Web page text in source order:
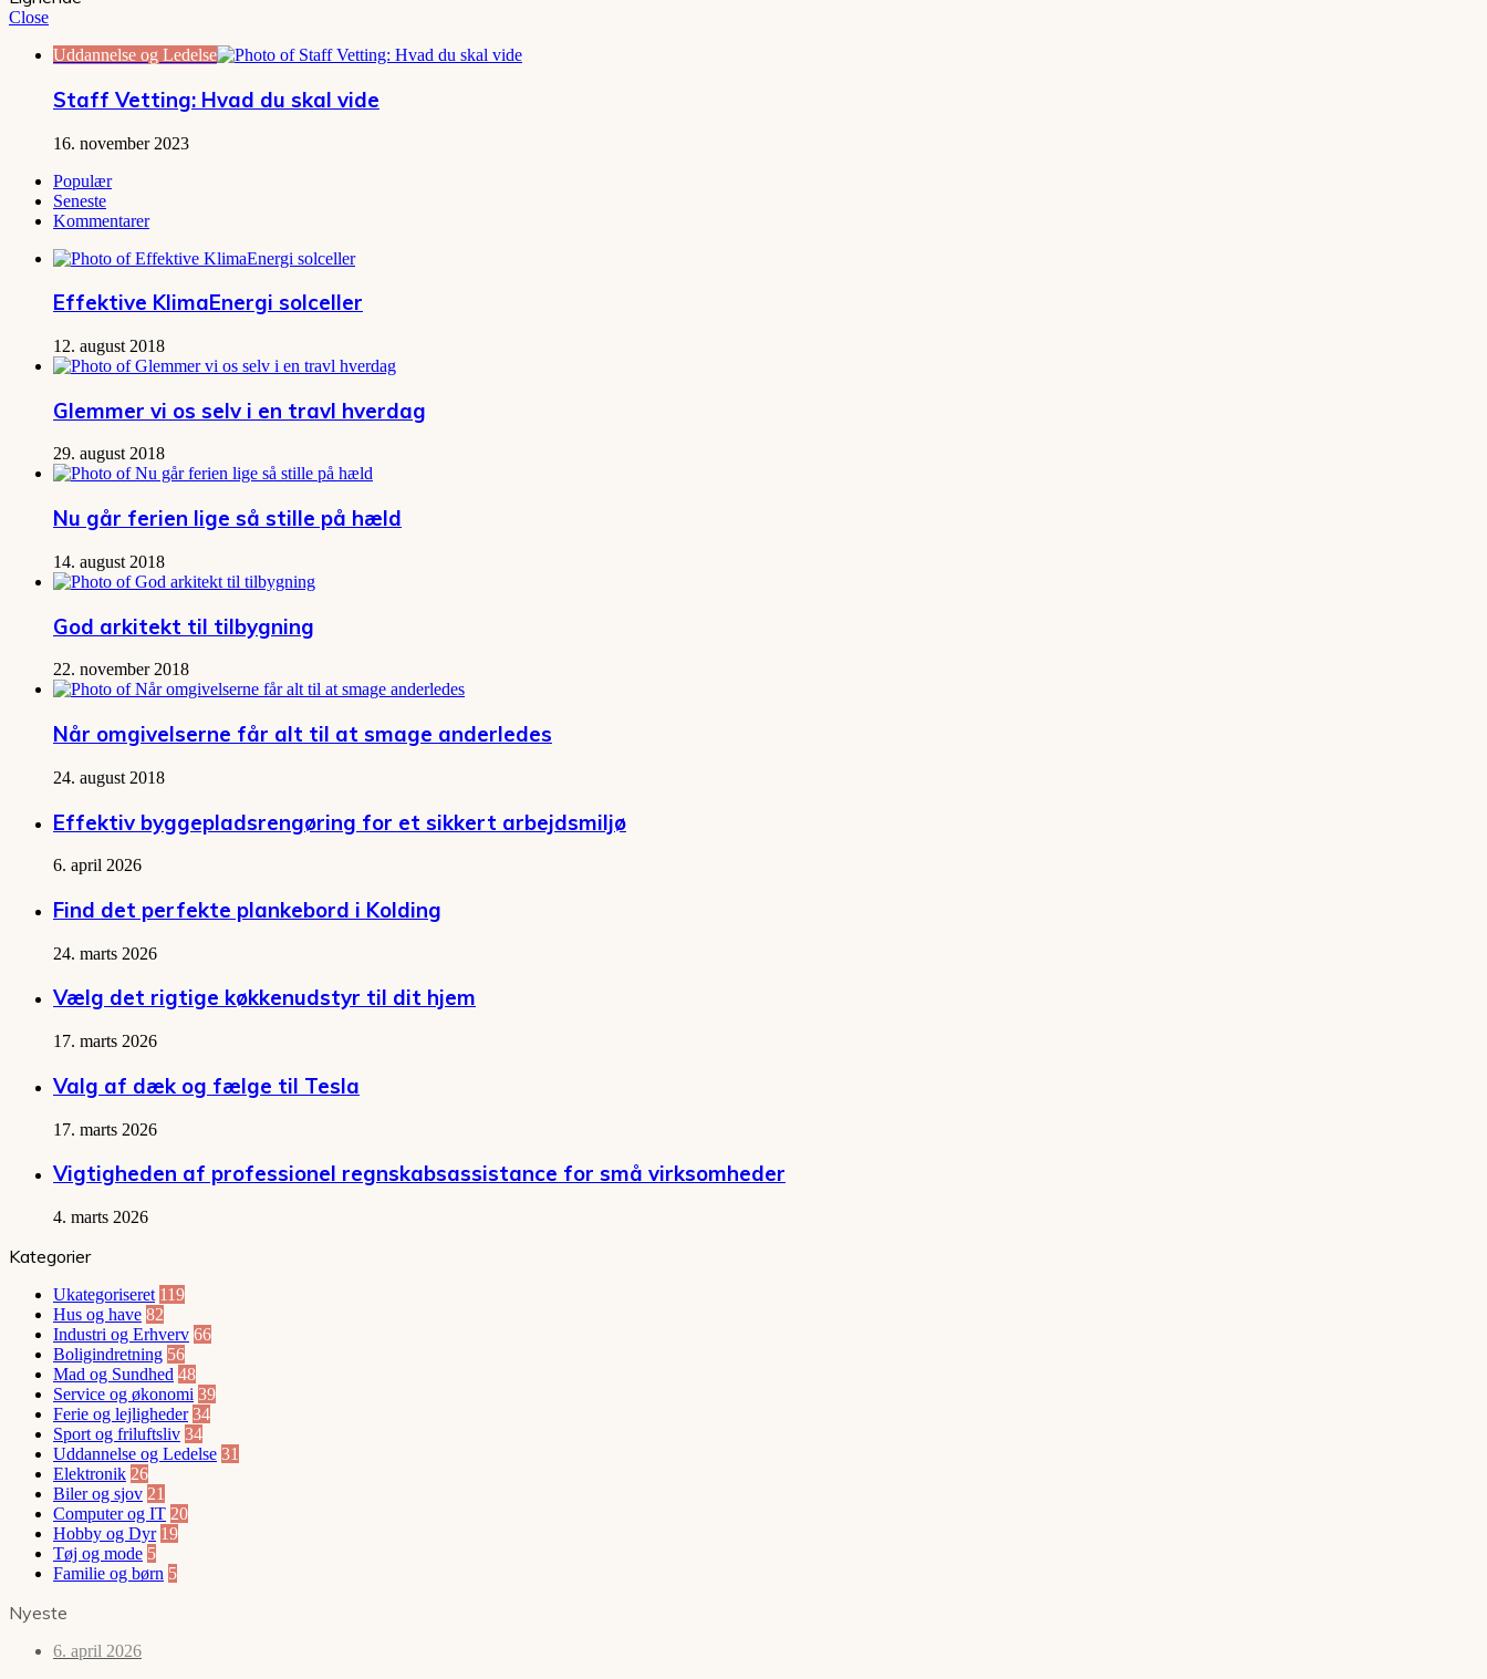
Close
Uddannelse og Ledelse
Staff Vetting: Hvad du skal vide
16. november 2023
Populær
Seneste
Kommentarer
Effektive KlimaEnergi solceller
12. august 2018
Glemmer vi os selv i en travl hverdag
29. august 2018
Nu går ferien lige så stille på hæld
14. august 2018
God arkitekt til tilbygning
22. november 2018
Når omgivelserne får alt til at smage anderledes
24. august 2018
Effektiv byggepladsrengøring for et sikkert arbejdsmiljø
6. april 2026
Find det perfekte plankebord i Kolding
24. marts 2026
Vælg det rigtige køkkenudstyr til dit hjem
17. marts 2026
Valg af dæk og fælge til Tesla
17. marts 2026
Vigtigheden af professionel regnskabsassistance for små virksomheder
4. marts 2026
Kategorier
Ukategoriseret 119
Hus og have 82
Industri og Erhverv 66
Boligindretning 56
Mad og Sundhed 48
Service og økonomi 39
Ferie og lejligheder 34
Sport og friluftsliv 34
Uddannelse og Ledelse 31
Elektronik 26
Biler og sjov 21
Computer og IT 20
Hobby og Dyr 19
Tøj og mode 5
Familie og børn 5
Nyeste
6. april 2026